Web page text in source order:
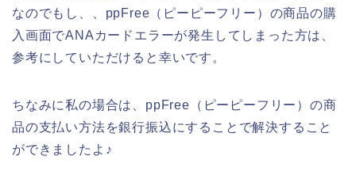
なのでもし、、ppFree（ピーピーフリー）の商品の購
入画面でANAカードエラーが発生してしまった方は、
参考にしていただけると幸いです。
ちなみに私の場合は、ppFree（ピーピーフリー）の商
品の支払い方法を銀行振込にすることで解決すること
ができましたよ♪